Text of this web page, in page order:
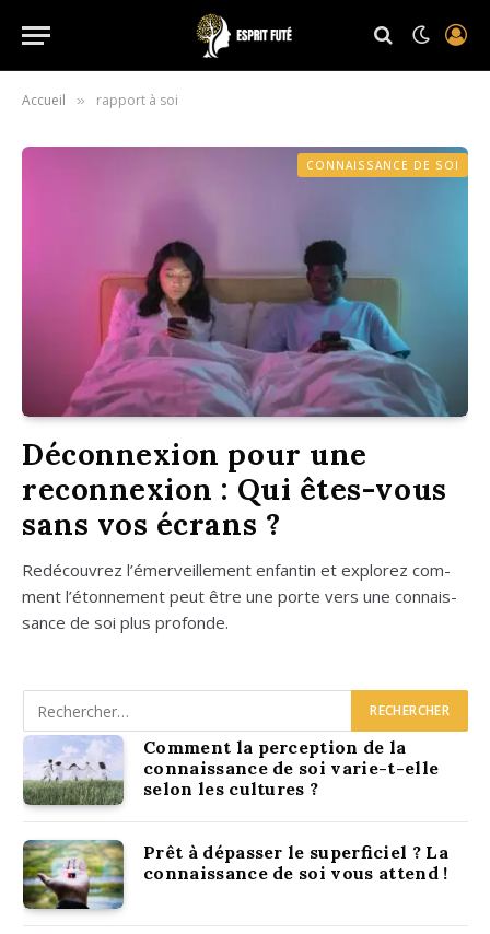
Accueil » rapport à soi
CONNAISSANCE DE SOI
Déconnexion pour une
reconnexion : Qui êtes-vous
sans vos écrans ?
Redé­cou­vrez l’é­mer­veille­ment enfan­tin et explo­rez com­
ment l’é­ton­ne­ment peut être une porte vers une connais­
sance de soi plus pro­fonde.
Comment la perception de la
connaissance de soi varie-t-elle
selon les cultures ?
Prêt à dépasser le superficiel ? La
connaissance de soi vous attend !